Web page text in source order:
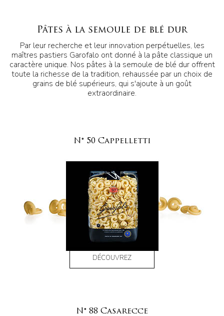
Pâtes à la semoule de blé dur
Par leur recherche et leur innovation perpétuelles, les
maîtres pastiers Garofalo ont donné à la pâte classique un
caractère unique. Nos pâtes à la semoule de blé dur offrent
toute la richesse de la tradition, rehaussée par un choix de
grains de blé supérieurs, qui s'ajoute à un goût
extraordinaire.
N° 50 Cappelletti
DÉCOUVREZ
N° 88 Casarecce